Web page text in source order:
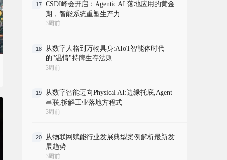
17
CSDI峰会开启：Agentic AI 落地应用的黄金
期，智能系统重塑生产力
3周前
18
从数字人格到万物具身:AIoT智能体时代
的"温情"持牌生存法则
3周前
19
从数字智能迈向Physical AI:边缘托底,Agent
串联,拆解工业落地方程式
3周前
20
从物联网赋能行业发展典型案例解析最新发
展趋势
3周前